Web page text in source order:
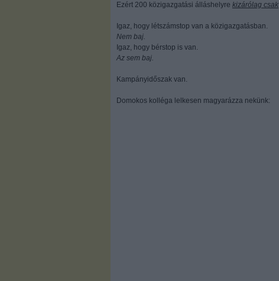
Ezért 200 közigazgatási álláshelyre kizárólag csak
Igaz, hogy létszámstop van a közigazgatásban.
Nem baj.
Igaz, hogy bérstop is van.
Az sem baj.
Kampányidőszak van.
Domokos kolléga lelkesen magyarázza nekünk: